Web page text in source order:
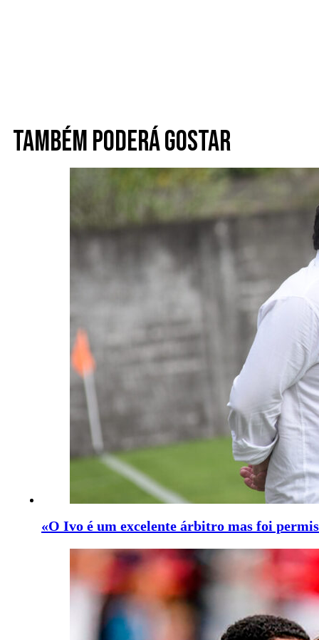
Também poderá gostar
«O Ivo é um excelente árbitro mas foi